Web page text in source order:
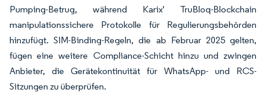
Pumping-Betrug, während Karix' TruBloq-Blockchain
manipulationssichere Protokolle für Regulierungsbehörden
hinzufügt. SIM-Binding-Regeln, die ab Februar 2025 gelten,
fügen eine weitere Compliance-Schicht hinzu und zwingen
Anbieter, die Gerätekontinuität für WhatsApp- und RCS-
Sitzungen zu überprüfen.